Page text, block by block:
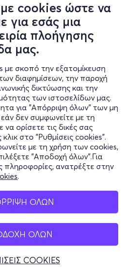
cookies ώστε να
για εσάς μια
πλοήγησης
μας.
με σκοπό την εξατομίκευση
διαφημίσεων, την παροχή
δικτύωσης και την
των ιστοσελίδων μας.
για "Απόρριψη όλων" των μη
δεν συμφωνείτε με τη
ορίσετε τις δικές σας
στο "Ρυθμίσεις cookies".
με τη χρήση των cookies,
"Αποδοχή όλων".Για
πληροφορίες, ανατρέξτε στην
.
ΟΛΩΝ
ΟΛΩΝ
COOKIES